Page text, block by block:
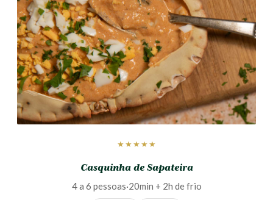
★★★★★
Casquinha de Sapateira
4 a 6 pessoas·20min + 2h de frio